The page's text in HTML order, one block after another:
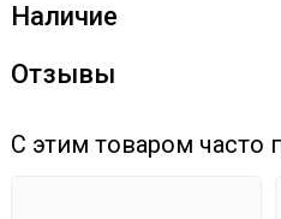
Пищевой фосфат
этапе приготовления. 3-5 г на
(температура - не более 20
Наличие
Отзывы
С этим товаром часто